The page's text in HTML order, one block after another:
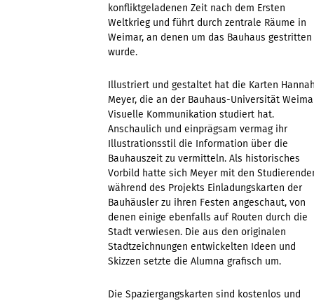
konfliktgeladenen Zeit nach dem Ersten
Weltkrieg und führt durch zentrale Räume in
Weimar, an denen um das Bauhaus gestritten
wurde.
Illustriert und gestaltet hat die Karten
Meyer, die an der Bauhaus-Universität
Visuelle Kommunikation studiert hat.
Anschaulich und einprägsam vermag ihr
Illustrationsstil die Information über die
Bauhauszeit zu vermitteln. Als historisches
Vorbild hatte sich Meyer mit den
während des Projekts Einladungskarten der
Bauhäusler zu ihren Festen angeschaut, von
denen einige ebenfalls auf Routen durch die
Stadt verwiesen. Die aus den originalen
Stadtzeichnungen entwickelten Ideen und
Skizzen setzte die Alumna grafisch um.
Die Spaziergangskarten sind kostenlos und